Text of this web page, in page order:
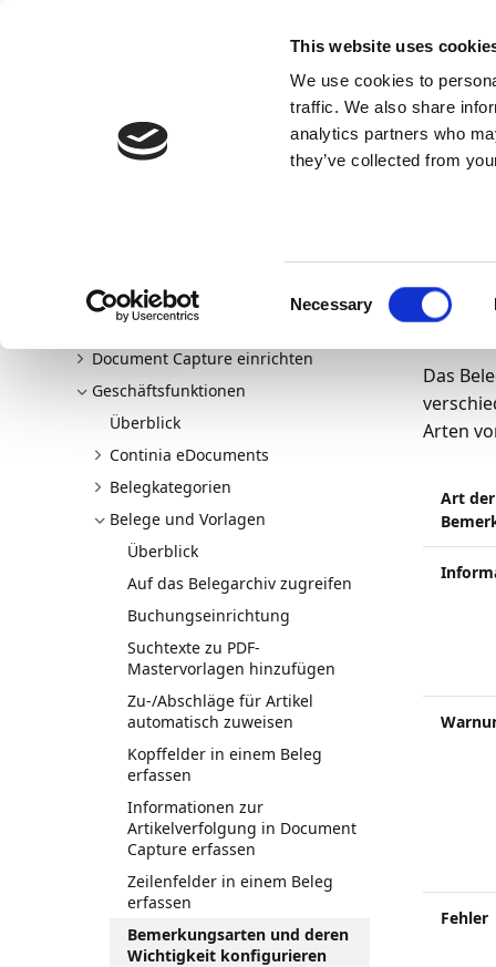
This website uses
We use cookies to
traffic. We also share
analytics partners who
they’ve collected from
Necessary
AppSource
Continia Docs continia-document-capture
Bemerkungsarten und deren Wichtigkeit konfigurieren
Willkommen bei Document Capture
Neu und geplant
Erste Schritte
Document Capture einrichten
Geschäftsfunktionen
Überblick
Continia eDocuments
Belegkategorien
Belege und Vorlagen
Überblick
Auf das Belegarchiv zugreifen
Buchungseinrichtung
Suchtexte zu PDF-
Mastervorlagen hinzufügen
Zu-/Abschläge für Artikel
automatisch zuweisen
Kopffelder in einem Beleg
erfassen
Informationen zur
Artikelverfolgung in Document
Capture erfassen
Zeilenfelder in einem Beleg
erfassen
Bemerkungsarten und deren
Wichtigkeit konfigurieren
Das
Arten
Art der
Fehler